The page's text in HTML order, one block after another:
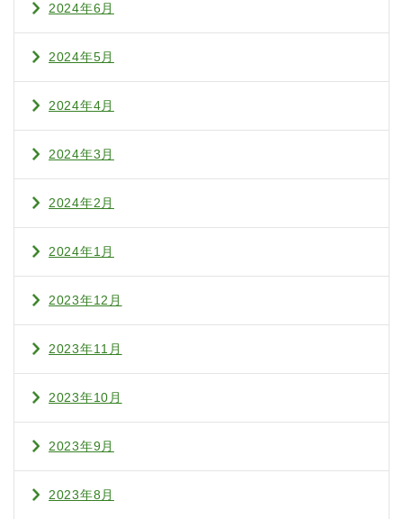
2024年6月
2024年5月
2024年4月
2024年3月
2024年2月
2024年1月
2023年12月
2023年11月
2023年10月
2023年9月
2023年8月